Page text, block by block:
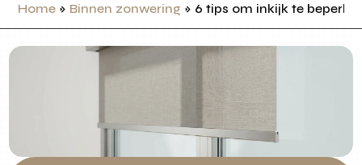
Home » Binnen zonwering » 6 tips om inkijk te